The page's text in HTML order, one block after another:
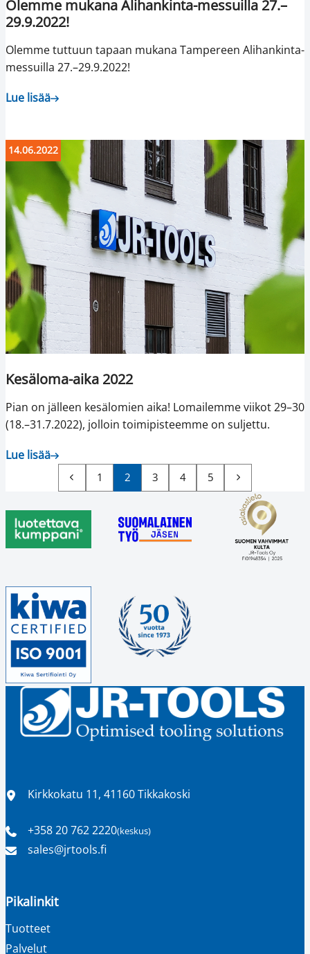
Olemme mukana Alihankinta-messuilla 27.–
29.9.2022!
Olemme tuttuun tapaan mukana Tampereen Alihankinta-
messuilla 27.–29.9.2022!
Lue lisää
14.06.2022
Kesäloma-aika 2022
Pian on jälleen kesälomien aika! Lomailemme viikot 29–30
(18.–31.7.2022), jolloin toimipisteemme on suljettu.
Lue lisää
Edellinen
sivu
1 2 3 4 5 Seuraava
sivu
Sijainti
Kirkkokatu 11, 41160 Tikkakoski
Puhelinnumero
+358 20 762 2220(keskus)
Sähköpostiosoite
sales​@jrtools.fi
Pikalinkit
Tuotteet
Palvelut